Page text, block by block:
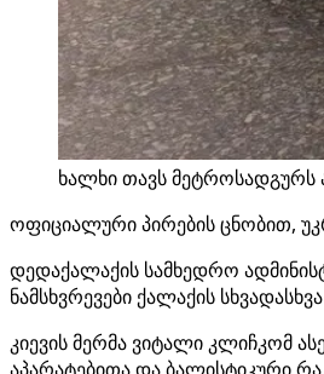
ხალხი თავს მეტროსადგურს
ოფიციალური პირების ცნობით,
დედაქალაქის სამხედრო
ნამსხვრევები ქალაქის
კიევის მერმა ვიტალი კლიჩკომ